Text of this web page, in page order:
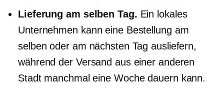
Lieferung am selben Tag. Ein lokales
Unternehmen kann eine Bestellung am
selben oder am nächsten Tag ausliefern,
während der Versand aus einer anderen
Stadt manchmal eine Woche dauern kann.